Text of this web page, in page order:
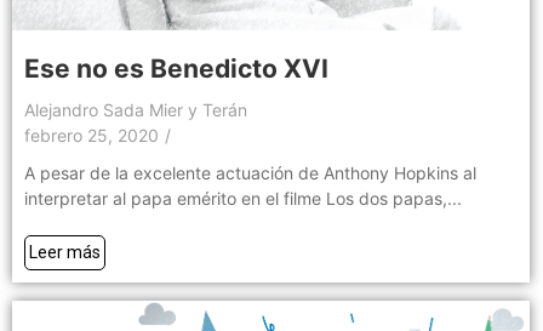
Ese no es Benedicto XVI
Alejandro Sada Mier y Terán
febrero 25, 2020 /
A pesar de la excelente actuación de Anthony Hopkins al
interpretar al papa emérito en el filme Los dos papas,...
Leer más